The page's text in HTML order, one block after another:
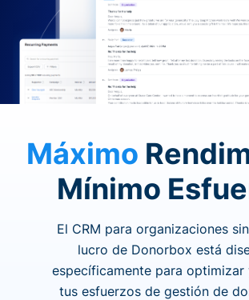
Máximo
Mínimo
El CRM para organizaciones
lucro de Donorbox está
específicamente para optimizar
tus esfuerzos de gestión de